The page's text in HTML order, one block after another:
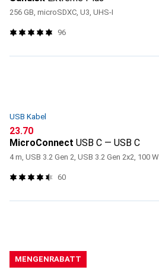
256 GB, microSDXC, U3, UHS-I
96
USB Kabel
CHF
23.70
MicroConnect USB C — USB C
4 m, USB 3.2 Gen 2, USB 3.2 Gen 2x2, 100 W
60
MENGENRABATT